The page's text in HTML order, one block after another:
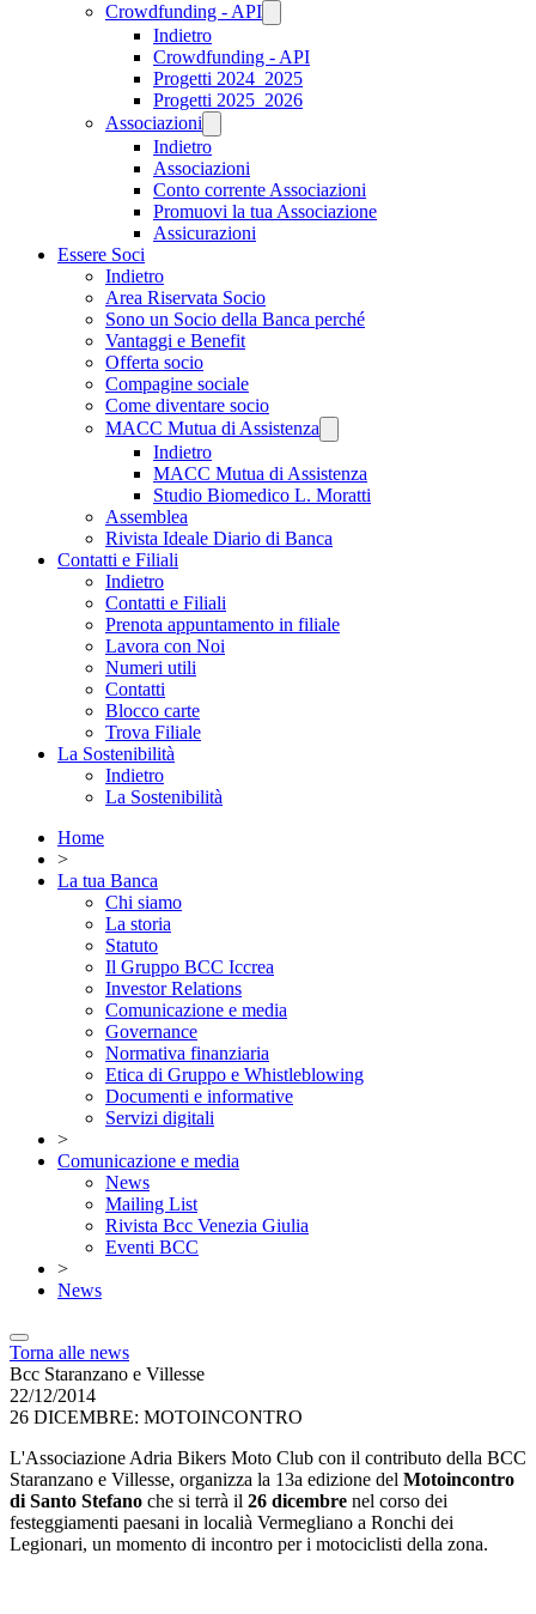
Crowdfunding - API
Indietro
Crowdfunding - API
Progetti 2024_2025
Progetti 2025_2026
Associazioni
Indietro
Associazioni
Conto corrente Associazioni
Promuovi la tua Associazione
Assicurazioni
Essere Soci
Indietro
Area Riservata Socio
Sono un Socio della Banca perché
Vantaggi e Benefit
Offerta socio
Compagine sociale
Come diventare socio
MACC Mutua di Assistenza
Indietro
MACC Mutua di Assistenza
Studio Biomedico L. Moratti
Assemblea
Rivista Ideale Diario di Banca
Contatti e Filiali
Indietro
Contatti e Filiali
Prenota appuntamento in filiale
Lavora con Noi
Numeri utili
Contatti
Blocco carte
Trova Filiale
La Sostenibilità
Indietro
La Sostenibilità
Home
>
La tua Banca
Chi siamo
La storia
Statuto
Il Gruppo BCC Iccrea
Investor Relations
Comunicazione e media
Governance
Normativa finanziaria
Etica di Gruppo e Whistleblowing
Documenti e informative
Servizi digitali
>
Comunicazione e media
News
Mailing List
Rivista Bcc Venezia Giulia
Eventi BCC
>
News
Torna alle news
Bcc Staranzano e Villesse
22/12/2014
26 DICEMBRE: MOTOINCONTRO
L'Associazione Adria Bikers Moto Club con il contributo della BCC
Staranzano e Villesse, organizza la 13a edizione del Motoincontro
di Santo Stefano che si terrà il 26 dicembre nel corso dei
festeggiamenti paesani in localià Vermegliano a Ronchi dei
Legionari, un momento di incontro per i motociclisti della zona.